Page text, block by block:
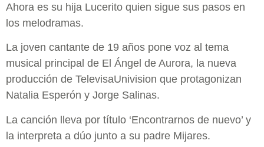
Ahora es su hija Lucerito quien sigue sus pasos en
los melodramas.
La joven cantante de 19 años pone voz al tema
musical principal de El Ángel de Aurora, la nueva
producción de TelevisaUnivision que protagonizan
Natalia Esperón y Jorge Salinas.
La canción lleva por título ‘Encontrarnos de nuevo’ y
la interpreta a dúo junto a su padre Mijares.